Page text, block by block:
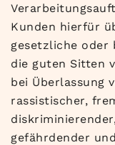
Kunden hierfür
gesetzliche oder
die guten Sitten
bei Überlassung
rassistischer,
gefährdender